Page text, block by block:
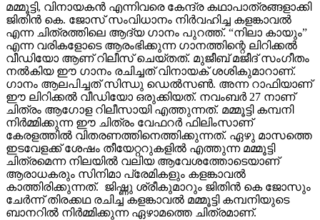
മമ്മൂട്ടി, വിനായകൻ എന്നിവരെ കേന്ദ്ര കഥാപാത്രങ്ങളാക്കി
ജിതിൻ കെ. ജോസ് സംവിധാനം നിർവഹിച്ച കളങ്കാവൽ
എന്ന ചിത്രത്തിലെ ആദ്യ ഗാനം പുറത്ത്. “നിലാ കായും”
എന്ന വരികളോടെ ആരംഭിക്കുന്ന ഗാനത്തിന്റെ ലിറിക്കൽ
വീഡിയോ ആണ് റിലീസ് ചെയ്തത്. മുജീബ് മജീദ് സംഗീതം
നൽകിയ ഈ ഗാനം രചിച്ചത് വിനായക് ശശികുമാറാണ്.
ഗാനം ആലപിച്ചത് സിന്ധു ഡെൽസൺ. അന്ന റാഫിയാണ്
ഈ ലിറിക്കൽ വീഡിയോ ഒരുക്കിയത്. നവംബർ 27 നാണ്
ചിത്രം ആഗോള റിലീസായി എത്തുന്നത്. മമ്മൂട്ടി കമ്പനി
നിർമ്മിക്കുന്ന ഈ ചിത്രം വേഫറർ ഫിലിംസാണ്
കേരളത്തിൽ വിതരണത്തിനെത്തിക്കുന്നത്. ഏഴു മാസത്തെ
ഇടവേളക്ക് ശേഷം തീയേറ്ററുകളിൽ എത്തുന്ന മമ്മൂട്ടി
ചിത്രമെന്ന നിലയിൽ വലിയ ആവേശത്തോടെയാണ്
ആരാധകരും സിനിമാ പ്രേമികളും കളങ്കാവൽ
കാത്തിരിക്കുന്നത്. ജിഷ്ണു ശ്രീകുമാറും ജിതിൻ കെ ജോസും
ചേർന്ന് തിരക്കഥ രചിച്ച കളങ്കാവൽ മമ്മൂട്ടി കമ്പനിയുടെ
ബാനറിൽ നിർമ്മിക്കുന്ന ഏഴാമത്തെ ചിത്രമാണ്.